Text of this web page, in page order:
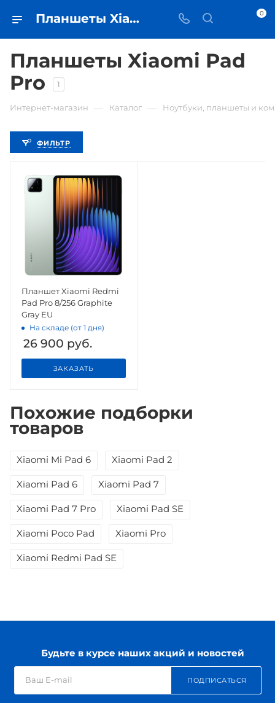
Планшеты Xiaomi Pad Pro - купить планшет в Самаре - iЧехол 0
Планшеты Xiaomi Pad
Pro
1
Интернет-магазин Каталог Ноутбуки, планшеты и
ФИЛЬТР
Планшет Xiaomi Redmi
Pad Pro 8/256 Graphite
Gray EU
На складе (от 1 дня)
26 900 руб.
ЗАКАЗАТЬ
Похожие подборки
товаров
Xiaomi Mi Pad 6 Xiaomi Pad 2
Xiaomi Pad 6 Xiaomi Pad 7
Xiaomi Pad 7 Pro Xiaomi Pad SE
Xiaomi Poco Pad Xiaomi Pro
Xiaomi Redmi Pad SE
Будьте в курсе наших акций и новостей
ПОДПИСАТЬСЯ